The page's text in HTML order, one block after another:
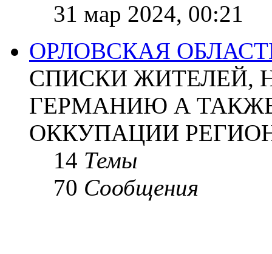
31 мар 2024, 00:21
ОРЛОВСКАЯ
СПИСКИ ЖИТЕЛЕЙ,
ГЕРМАНИЮ А
ОККУПАЦИИ
14 Темы
70 Сообщения